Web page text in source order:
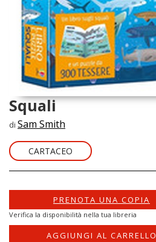
Squali
di Sam Smith
CARTACEO
PRENOTA UNA COPIA
Verifica la disponibilità nella tua libreria
AGGIUNGI AL CARRELLO